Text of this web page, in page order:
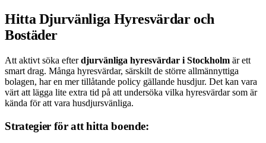
Hitta Djurvänliga Hyresvärdar och
Bostäder
Att aktivt söka efterdjurvänliga hyresvärdar i Stockholm är ett
smart drag. Många hyresvärdar, särskilt de större allmännyttiga
bolagen, har en mer tillåtande policy gällande husdjur. Det kan vara
värt att lägga lite extra tid på att undersöka vilka hyresvärdar som är
kända för att vara husdjursvänliga.
Strategier för att hitta boende: